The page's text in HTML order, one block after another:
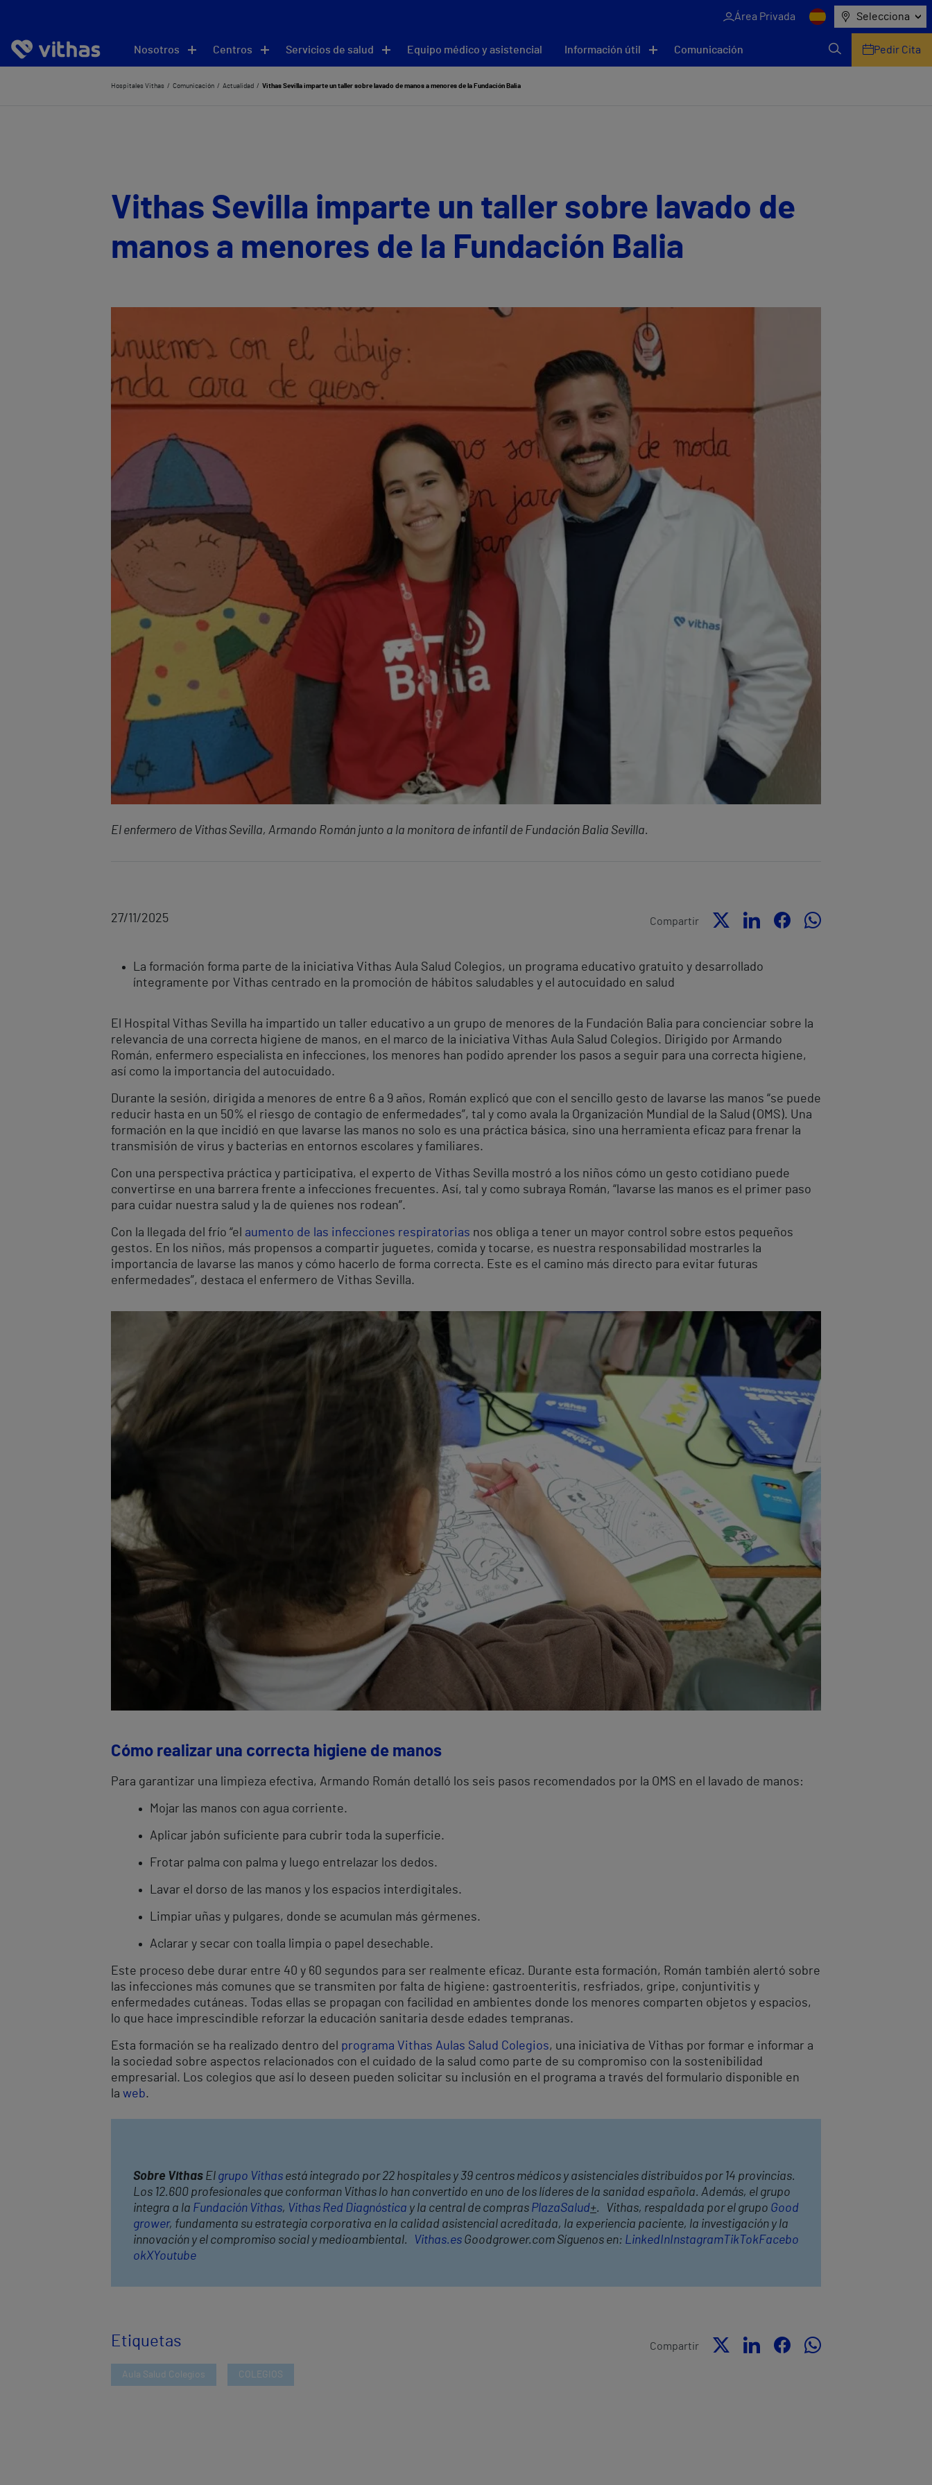
Área Privada Selecciona
Nosotros Centros Servicios de salud Equipo médico y asistencial Información útil Comunicación Pedir Cita
Hospitales Vithas Comunicación Actualidad Vithas Sevilla imparte un taller sobre lavado de manos a menores de la Fundación Balia
Vithas Sevilla imparte un taller sobre lavado de
manos a menores de la Fundación Balia
El enfermero de Vithas Sevilla, Armando Román junto a la monitora de infantil de Fundación Balia Sevilla.
27/11/2025 Compartir
La formación forma parte de la iniciativa Vithas Aula Salud Colegios, un programa educativo gratuito y desarrollado
íntegramente por Vithas centrado en la promoción de hábitos saludables y el autocuidado en salud
El Hospital Vithas Sevilla ha impartido un taller educativo a un grupo de menores de la Fundación Balia para concienciar sobre la
relevancia de una correcta higiene de manos, en el marco de la iniciativa Vithas Aula Salud Colegios. Dirigido por Armando
Román, enfermero especialista en infecciones, los menores han podido aprender los pasos a seguir para una correcta higiene,
así como la importancia del autocuidado.
Durante la sesión, dirigida a menores de entre 6 a 9 años, Román explicó que con el sencillo gesto de lavarse las manos “se puede
reducir hasta en un 50% el riesgo de contagio de enfermedades”, tal y como avala la Organización Mundial de la Salud (OMS). Una
formación en la que incidió en que lavarse las manos no solo es una práctica básica, sino una herramienta eficaz para frenar la
transmisión de virus y bacterias en entornos escolares y familiares.
Con una perspectiva práctica y participativa, el experto de Vithas Sevilla mostró a los niños cómo un gesto cotidiano puede
convertirse en una barrera frente a infecciones frecuentes. Así, tal y como subraya Román, “lavarse las manos es el primer paso
para cuidar nuestra salud y la de quienes nos rodean”.
Con la llegada del frío “el aumento de las infecciones respiratorias nos obliga a tener un mayor control sobre estos pequeños
gestos. En los niños, más propensos a compartir juguetes, comida y tocarse, es nuestra responsabilidad mostrarles la
importancia de lavarse las manos y cómo hacerlo de forma correcta. Este es el camino más directo para evitar futuras
enfermedades”, destaca el enfermero de Vithas Sevilla.
Cómo realizar una correcta higiene de manos
Para garantizar una limpieza efectiva, Armando Román detalló los seis pasos recomendados por la OMS en el lavado de manos:
Mojar las manos con agua corriente.
Aplicar jabón suficiente para cubrir toda la superficie.
Frotar palma con palma y luego entrelazar los dedos.
Lavar el dorso de las manos y los espacios interdigitales.
Limpiar uñas y pulgares, donde se acumulan más gérmenes.
Aclarar y secar con toalla limpia o papel desechable.
Este proceso debe durar entre 40 y 60 segundos para ser realmente eficaz. Durante esta formación, Román también alertó sobre
las infecciones más comunes que se transmiten por falta de higiene: gastroenteritis, resfriados, gripe, conjuntivitis y
enfermedades cutáneas. Todas ellas se propagan con facilidad en ambientes donde los menores comparten objetos y espacios,
lo que hace imprescindible reforzar la educación sanitaria desde edades tempranas.
Esta formación se ha realizado dentro del programa Vithas Aulas Salud Colegios, una iniciativa de Vithas por formar e informar a
la sociedad sobre aspectos relacionados con el cuidado de la salud como parte de su compromiso con la sostenibilidad
empresarial. Los colegios que así lo deseen pueden solicitar su inclusión en el programa a través del formulario disponible en
la web.
Sobre Vithas El grupo Vithas está integrado por 22 hospitales y 39 centros médicos y asistenciales distribuidos por 14 provincias.
Los 12.600 profesionales que conforman Vithas lo han convertido en uno de los líderes de la sanidad española. Además, el grupo
integra a la Fundación Vithas, Vithas Red Diagnóstica y la central de compras PlazaSalud+. Vithas, respaldada por el grupo Good
grower, fundamenta su estrategia corporativa en la calidad asistencial acreditada, la experiencia paciente, la investigación y la
innovación y el compromiso social y medioambiental.
Vithas.es Goodgrower.com Síguenos en: LinkedInInstagram TikTokFacebo
okXYoutube
Compartir
Etiquetas
Aula Salud Colegios COLEGIOS